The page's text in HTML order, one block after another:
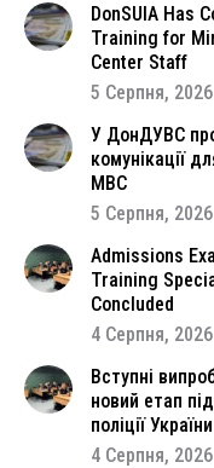
DonSUIA Has
Training for
Center Staff
5 Серпня, 2026
У ДонДУВС
комунікації
МВС
5 Серпня, 2026
Admissions
Training
Concluded
4 Серпня, 2026
Вступні
новий етап
поліції України
4 Серпня, 2026